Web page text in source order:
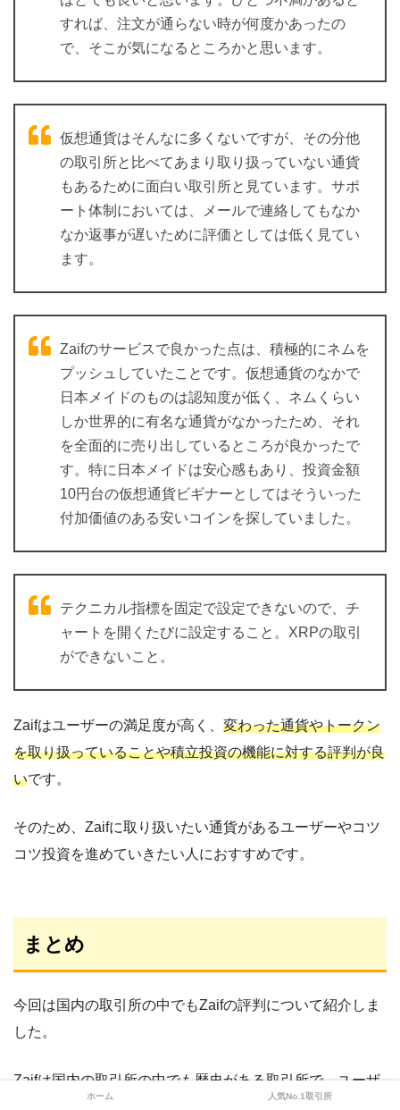
すれば、注文が通らない時が何度かあったの
で、そこが気になるところかと思います。
仮想通貨はそんなに多くないですが、その分他
の取引所と比べてあまり取り扱っていない通貨
もあるために面白い取引所と見ています。サポ
ート体制においては、メールで連絡してもなか
なか返事が遅いために評価としては低く見てい
ます。
Zaifのサービスで良かった点は、積極的にネムを
プッシュしていたことです。仮想通貨のなかで
日本メイドのものは認知度が低く、ネムくらい
しか世界的に有名な通貨がなかったため、それ
を全面的に売り出しているところが良かったで
す。特に日本メイドは安心感もあり、投資金額
10円台の仮想通貨ビギナーとしてはそういった
付加価値のある安いコインを探していました。
テクニカル指標を固定で設定できないので、チ
ャートを開くたびに設定すること。XRPの取引
ができないこと。
Zaifはユーザーの満足度が高く、 変わった通貨やトークン
を取り扱っていることや積立投資の機能に対する評判が良
いです。
そのため、Zaifに取り扱いたい通貨があるユーザーやコツ
コツ投資を進めていきたい人におすすめです。
まとめ
今回は国内の取引所の中でもZaifの評判について紹介しま
した。
Zaifは国内の取引所の中でも歴史がある取引所で、ユーザ
ホーム 人気No.1取引所